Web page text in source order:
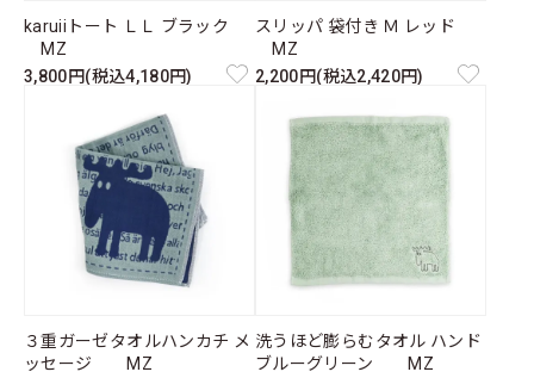
karuiiトート ＬＬ ブラック
MZ
3,800円(税込4,180円)
スリッパ 袋付き Ｍ レッド
MZ
2,200円(税込2,420円)
３重ガーゼタオルハンカチ メ
ッセージ MZ
洗うほど膨らむタオル ハンド
ブルーグリーン MZ